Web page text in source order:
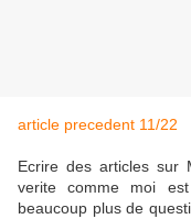
article precedent 11/22
Ecrire des articles sur
verite comme moi
beaucoup plus de